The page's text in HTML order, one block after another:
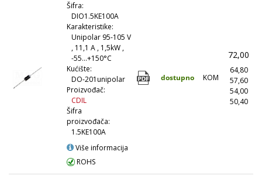
Šifra:
DIO1.5KE100A
Karakteristike:
Unipolar 95-105 V
, 11,1 A , 1,5kW ,
-55...+150°C
Kućište:
DO-201unipolar
Proizvođač:
CDIL
Šifra
proizvođača:
1.5KE100A
Više informacija
ROHS
dostupno KOM
72,00
64,80
57,60
54,00
50,40